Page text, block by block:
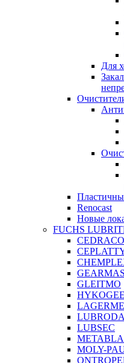
Для
Renocast
Новые
FUCHS
GLEITMO
LUBSEC
MOLY-